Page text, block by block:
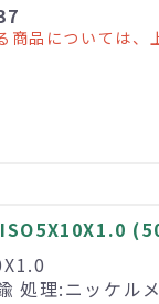
品については、
処理:ニッケル